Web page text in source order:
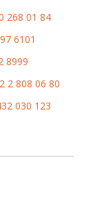
268 01 84
6101
8999
2 808 06 80
030 123